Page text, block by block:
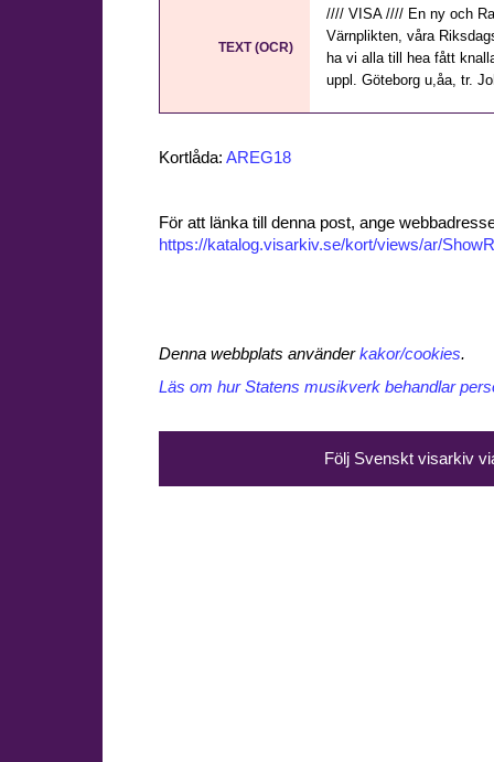
TEXT (OCR)
//// VISA //// En ny och
Värnplikten, våra
ha vi alla till hea fått
uppl. Göteborg u,åa, tr.
Kortlåda: AREG18
För att länka till denna post, ange
https://katalog.visarkiv.se/kort/views/ar/
Denna webbplats använderkakor/cookies.
Läs om hur Statens musikverk behandlar
Följ Svenskt visarkiv